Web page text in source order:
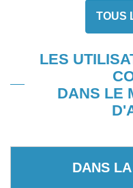
TOUS
LES
DANS LE
DANS